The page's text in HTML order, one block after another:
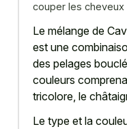
couper les cheveux
Le mélange de
est une
des pelages
couleurs
tricolore, le
Le type et la